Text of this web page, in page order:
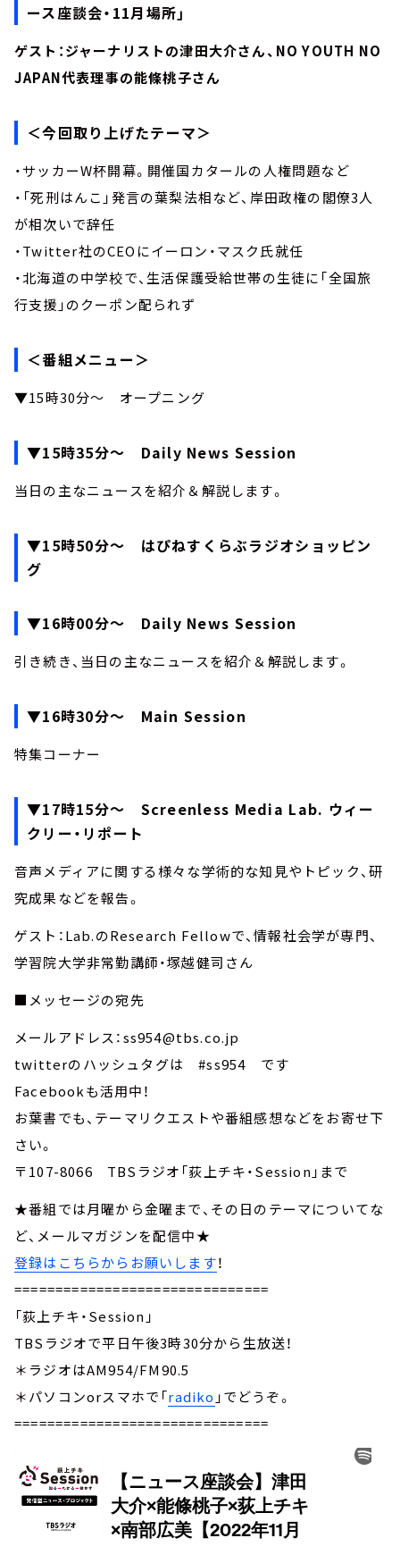
ース座談会・11月場所」
ゲスト：ジャーナリストの津田大介さん、NO YOUTH NO
JAPAN代表理事の能條桃子さん
＜今回取り上げたテーマ＞
・サッカーW杯開幕。開催国カタールの人権問題など
・「死刑はんこ」発言の葉梨法相など、岸田政権の閣僚3人
が相次いで辞任
・Twitter社のCEOにイーロン・マスク氏就任
・北海道の中学校で、生活保護受給世帯の生徒に「全国旅
行支援」のクーポン配られず
＜番組メニュー＞
▼15時30分～ オープニング
▼15時35分～ Daily News Session
当日の主なニュースを紹介＆解説します。
▼15時50分～ はぴねすくらぶラジオショッピン
グ
▼16時00分～ Daily News Session
引き続き、当日の主なニュースを紹介＆解説します。
▼16時30分～ Main Session
特集コーナー
▼17時15分～ Screenless Media Lab. ウィー
クリー・リポート
音声メディアに関する様々な学術的な知見やトピック、研
究成果などを報告。
ゲスト：Lab.のResearch Fellowで、情報社会学が専門、
学習院大学非常勤講師・塚越健司さん
■メッセージの宛先
メールアドレス：ss954@tbs.co.jp
twitterのハッシュタグは #ss954 です
Facebookも活用中！
お葉書でも、テーマリクエストや番組感想などをお寄せ下
さい。
〒107-8066 TBSラジオ「荻上チキ・Session」まで
★番組では月曜から金曜まで、その日のテーマについてな
ど、メールマガジンを配信中★
登録はこちらからお願いします！
===============================
「荻上チキ・Session」
TBSラジオで平日午後3時30分から生放送！
＊ラジオはAM954/FM90.5
＊パソコンorスマホで「radiko 」でどうぞ。
===============================